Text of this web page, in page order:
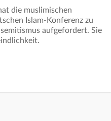
die muslimischen
Islam-Konferenz zu
aufgefordert. Sie